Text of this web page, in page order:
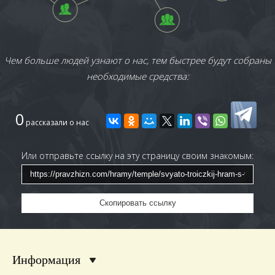
центральном приделе, установлен временный
иконостас. В 2010 были установлены маковки
куполов из нитрида титана, взамен стоявших до
При храме действует сестричество милосердия,
опекающее Викуловскую больницу.
Иоанн Марков(1906 - 1908)
Павел Виноградов(март 1909 - 1917)
Николай Воршев(13 апреля 1917 - упом. 1919)
Лев Меньшенин(1920-е - 1931)
1931 - 1990 -закрытие храма
Сергий Рыбакин
Чем больше людей узнают о нас, тем быстрее будут собраны
необходимые средства:
0 рассказали о нас
Или отправьте ссылку на эту страницу своим знакомым:
Скопировать ссылку
Информация